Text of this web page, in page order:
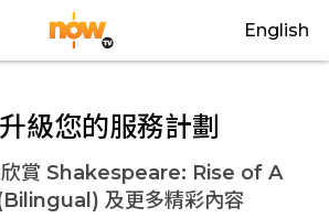
English
級您的服務計劃
賞 Shakespeare: Rise of A
及更多精彩內容